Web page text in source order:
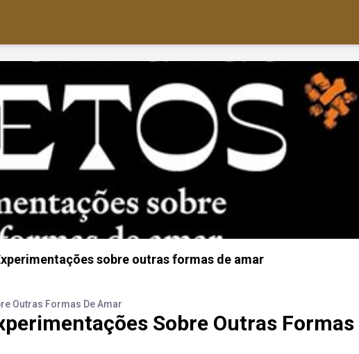
sobre outras formas de amar
Outras Formas De Amar
Sobre Outras Formas